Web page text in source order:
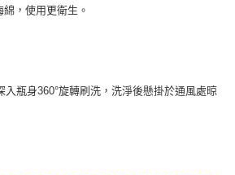
權停止該用戶之使用額度並採取法律行動。
，使用更衛生。
入瓶身360°旋轉刷洗，洗淨後懸掛於通風處晾